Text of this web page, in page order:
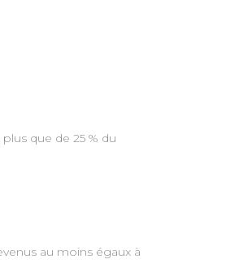
que de 25 % du
au moins égaux à